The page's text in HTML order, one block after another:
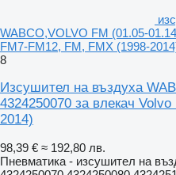
WABCO,VOLVO FM (01.05-
FM7-FM12, FM, FMX (1998-
8
Изсушител на въздуха
4324250070 за влекач
2014)
98,39 € ≈ 192,80 лв.
Пневматика - изсушител на